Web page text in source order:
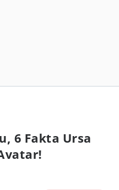
6 Fakta Ursa